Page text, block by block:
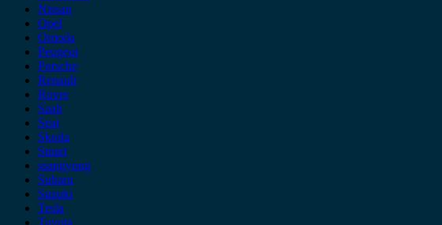
Nissan
Opel
Omoda
Peugeot
Porsche
Renault
Rover
Saab
Seat
Skoda
Smart
ssangyong
Subaru
Suzuki
Tesla
Toyota